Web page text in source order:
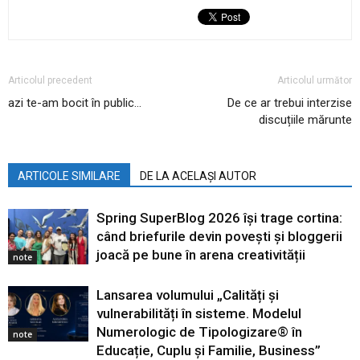
Articolul precedent
azi te-am bocit în public…
Articolul următor
De ce ar trebui interzise
discuțiile mărunte
ARTICOLE SIMILARE DE LA ACELAȘI AUTOR
note
Spring SuperBlog 2026 își trage cortina:
când briefurile devin povești și bloggerii
joacă pe bune în arena creativității
note
Lansarea volumului „Calități și
vulnerabilități în sisteme. Modelul
Numerologic de Tipologizare® în
Educație, Cuplu și Familie, Business”